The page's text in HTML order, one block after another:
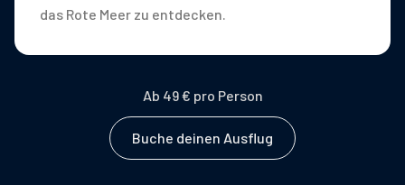
das Rote Meer zu entdecken.
Ab 49 € pro Person
Buche deinen Ausflug